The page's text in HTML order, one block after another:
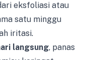
eksfoliasi atau
satu minggu
iritasi.
langsung, panas